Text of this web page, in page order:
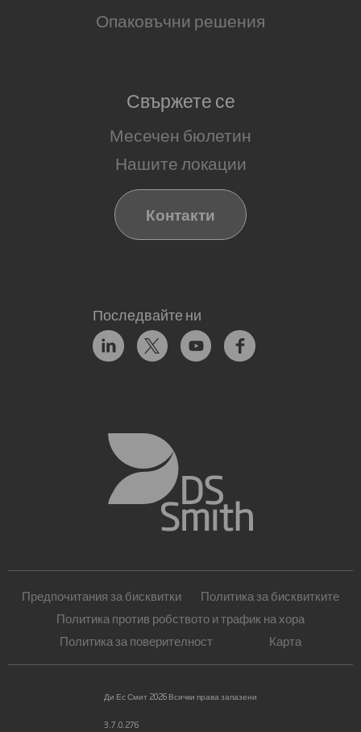
Опаковъчни решения
Свържете се
Месечен бюлетин
Нашите локации
Контакти
Последвайте ни
Предпочитания за бисквитки
Политика за бисквитките
Политика против робството и трафик на хора
Политика за поверителност
Карта
Ди Ес Смит 2026 Всички права запазени
3.7.0.276